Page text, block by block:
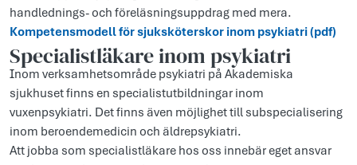
handlednings- och föreläsningsuppdrag med mera.
Kompetensmodell för sjuksköterskor inom psykiatri (pdf)
Specialistläkare inom psykiatri
Inom verksamhetsområde psykiatri på Akademiska
sjukhuset finns en specialistutbildningar inom
vuxenpsykiatri. Det finns även möjlighet till subspecialisering
inom beroendemedicin och äldrepsykiatri.
Att jobba som specialistläkare hos oss innebär eget ansvar